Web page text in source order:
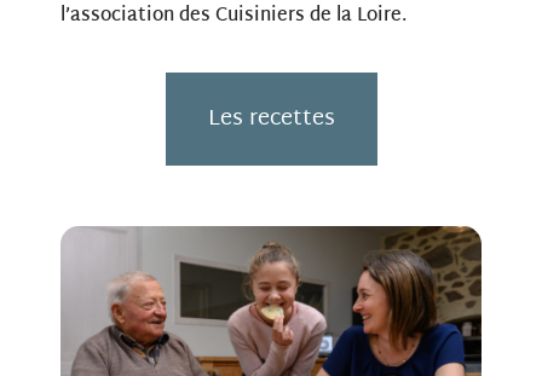
l’association des Cuisiniers de la Loire.
Les recettes